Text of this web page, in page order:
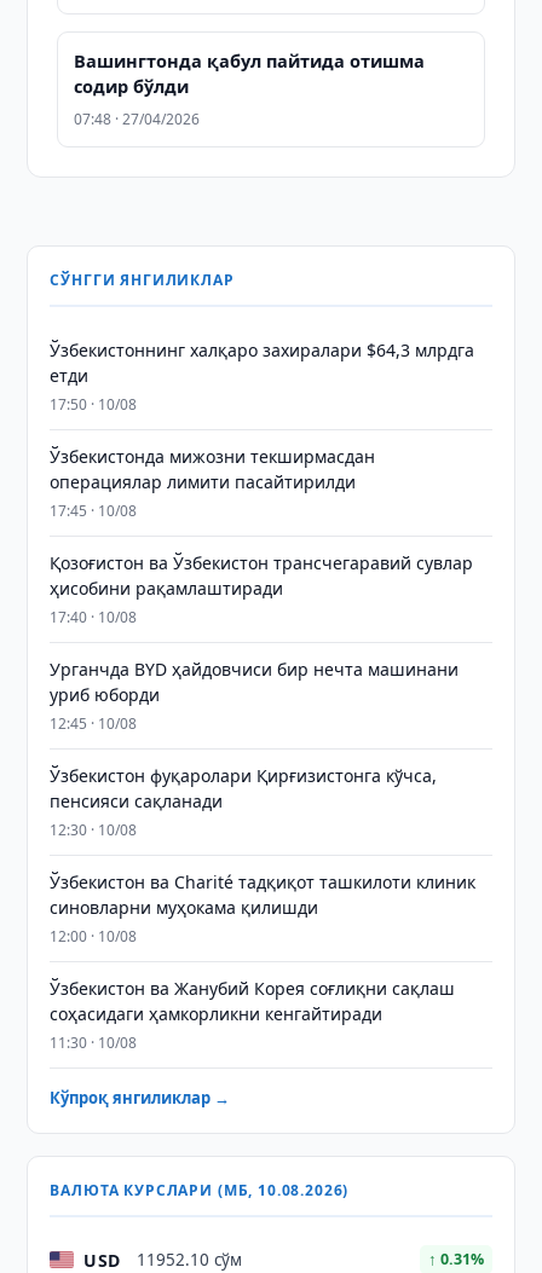
Вашингтонда қабул пайтида отишма
содир бўлди
07:48 · 27/04/2026
СЎНГГИ ЯНГИЛИКЛАР
Ўзбекистоннинг халқаро захиралари $64,3 млрдга
етди
17:50 · 10/08
Ўзбекистонда мижозни текширмасдан
операциялар лимити пасайтирилди
17:45 · 10/08
Қозоғистон ва Ўзбекистон трансчегаравий сувлар
ҳисобини рақамлаштиради
17:40 · 10/08
Урганчда BYD ҳайдовчиси бир нечта машинани
уриб юборди
12:45 · 10/08
Ўзбекистон фуқаролари Қирғизистонга кўчса,
пенсияси сақланади
12:30 · 10/08
Ўзбекистон ва Charité тадқиқот ташкилоти клиник
синовларни муҳокама қилишди
12:00 · 10/08
Ўзбекистон ва Жанубий Корея соғлиқни сақлаш
соҳасидаги ҳамкорликни кенгайтиради
11:30 · 10/08
Кўпроқ янгиликлар →
ВАЛЮТА КУРСЛАРИ (МБ, 10.08.2026)
USD 11952.10 сўм ↑ 0.31%